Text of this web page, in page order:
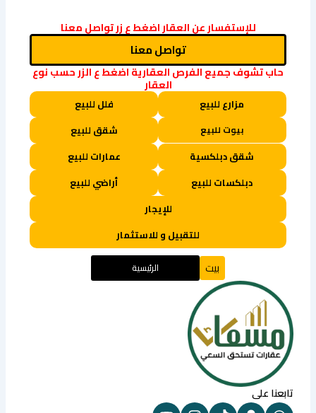
للإستفسار عن العقار اضغط ع زر تواصل معنا
تواصل معنا
حاب تشوف جميع الفرص العقارية اضغط ع الزر حسب نوع
العقار
مزارع للبيع فلل للبيع
بيوت للبيع
شقق للبيع
شقق دبلكسية
عمارات للبيع
دبلكسات للبيع
أراضي للبيع
للإيجار
للتقبيل و للاستثمار
بيت الرئيسية
تابعنا على